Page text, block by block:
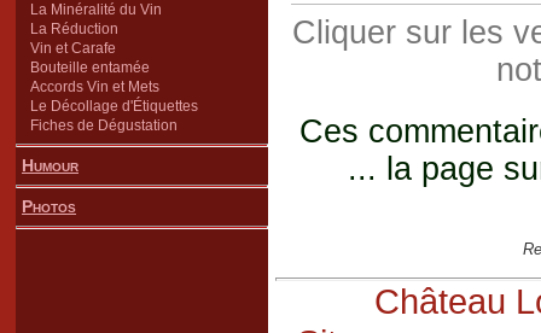
La Minéralité du Vin
La Réduction
Vin et Carafe
Bouteille entamée
Accords Vin et Mets
Le Décollage d'Étiquettes
Fiches de Dégustation
Humour
Photos
Cliquer sur les
Ces
... la page
Château